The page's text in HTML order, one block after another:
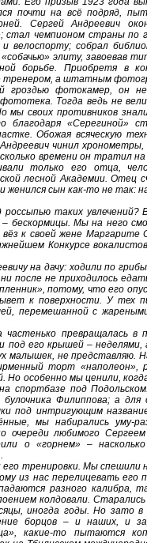
почти на всё подряд,
Сергей Андреевич
стал чемпионом страны по
собрал
элиту, завоевав
борьбе. Приобретя в
тренером, а штатным
гроздью фотокамер, он
Тогда ведь не
мы своих противников
«Серегиной»
Обожая всяческую
чинил
времени он тратил
только его отца,
лесной Академии. Отец
сын как-то не так:
таких
бескормицы. Мы на него
к своей жене Маргарите
Конкурсе
на дачу: ходили по
не приходилось
потому, что его
к поверхности. У тех
перемешанной с
превращалась в
его крышей –
малышек, не представляю.
торт «наполеон»,
особенно мы ценили,
спортбазе под
Филиппова; а
под интригующим
мы набирались уму-
любимого Сергеем
о «горнем» –
тренировки. Мы спешили
из нас перелицевать его
разного калибра,
колдовали.
иногда годы. Но зато
борцов – и наших, и
какие-то пытаются